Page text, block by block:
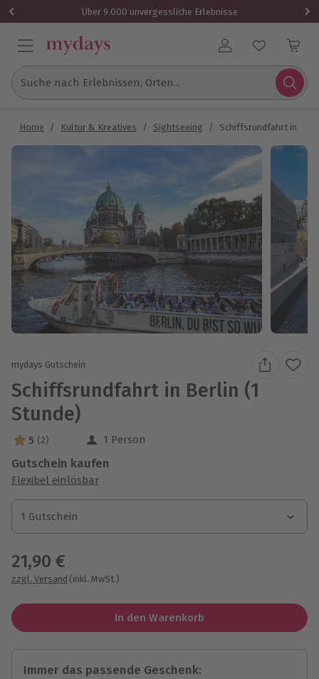
Über 9.000 unvergessliche Erlebnisse
Benutzerkonto
Suche nach Erlebnissen, Orten...
Home / Kultur & Kreatives / Sightseeing / Schiffsrundfahrt in
mydays Gutschein
Schiffsrundfahrt in Berlin (1
Stunde)
5 Sterne von 5 aus 2 Bewertungen
5 (2) 1 Person
Gutschein kaufen
Flexibel einlösbar
1 Gutschein
1 Gutschein
1 Gutschein
21,90 €
zzgl. Versand (inkl. MwSt.)
In den Warenkorb
Immer das passende Geschenk: